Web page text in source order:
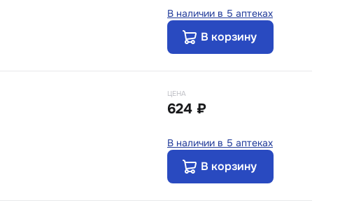
В наличии в 5 аптеках
В корзину
ЦЕНА
624 ₽
В наличии в 5 аптеках
В корзину